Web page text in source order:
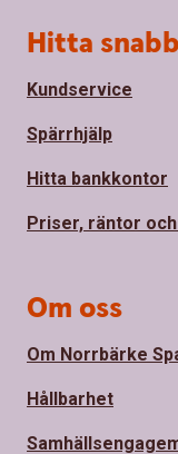
Sidfot
Hitta
Kundservice
Spärrhjälp
Hitta bankkontor
Priser, räntor
Om oss
Om Norrbärke
Hållbarhet